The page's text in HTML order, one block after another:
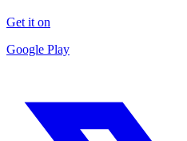
Get it on
Google Play